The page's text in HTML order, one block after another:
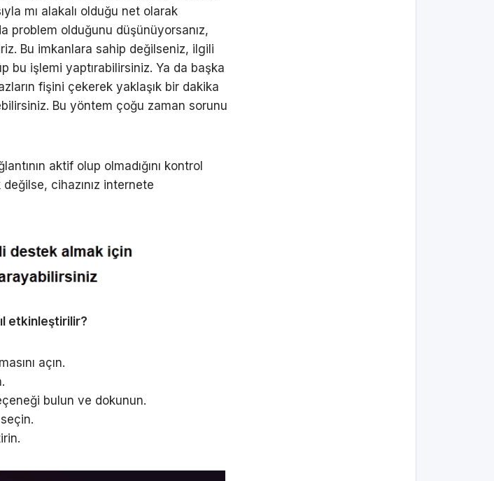
mı alakalı olduğu net olarak
problem olduğunu düşünüyorsanız,
Bu imkanlara sahip değilseniz, ilgili
bu işlemi yaptırabilirsiniz. Ya da başka
fişini çekerek yaklaşık bir dakika
Bu yöntem çoğu zaman sorunu
aktif olup olmadığını kontrol
cihazınız internete
etkinleştirilir?
açın.
bulun ve dokunun.